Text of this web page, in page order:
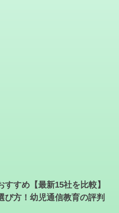
すすめ【最新15社を比較】
び方！幼児通信教育の評判